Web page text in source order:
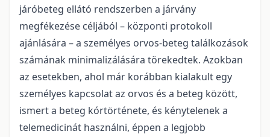
járóbeteg ellátó rendszerben a járvány
megfékezése céljából – központi protokoll
ajánlására – a személyes orvos-beteg találkozások
számának minimalizálására törekedtek. Azokban
az esetekben, ahol már korábban kialakult egy
személyes kapcsolat az orvos és a beteg között,
ismert a beteg kórtörténete, és kénytelenek a
telemedicinát használni, éppen a legjobb